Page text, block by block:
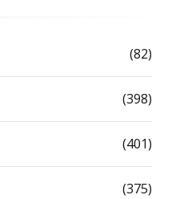
(82)
(398)
(401)
(375)